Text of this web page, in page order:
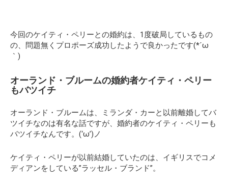
今回のケイティ・ペリーとの婚約は、1度破局しているもの
の、問題無くプロポーズ成功したようで良かったです(*´ω
｀)
オーランド・ブルームの婚約者ケイティ・ペリー
もバツイチ
オーランド・ブルームは、ミランダ・カーと以前離婚してバ
ツイチなのは有名な話ですが、婚約者のケイティ・ペリーも
バツイチなんです。(‘ω’)ノ
ケイティ・ペリーが以前結婚していたのは、イギリスでコメ
ディアンをしている”ラッセル・ブランド”。